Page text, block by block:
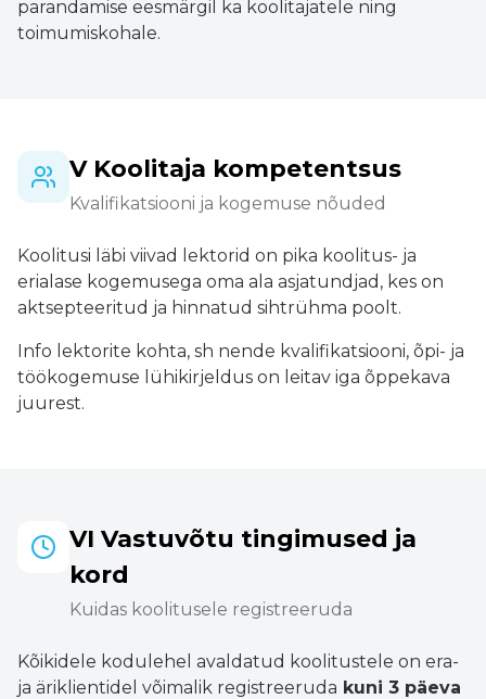
parandamise eesmärgil ka koolitajatele ning
toimumiskohale.
V Koolitaja kompetentsus
Kvalifikatsiooni ja kogemuse nõuded
Koolitusi läbi viivad lektorid on pika koolitus- ja
erialase kogemusega oma ala asjatundjad, kes on
aktsepteeritud ja hinnatud sihtrühma poolt.
Info lektorite kohta, sh nende kvalifikatsiooni, õpi- ja
töökogemuse lühikirjeldus on leitav iga õppekava
juurest.
VI Vastuvõtu tingimused ja
kord
Kuidas koolitusele registreeruda
Kõikidele kodulehel avaldatud koolitustele on era-
ja äriklientidel võimalik registreeruda kuni 3 päeva